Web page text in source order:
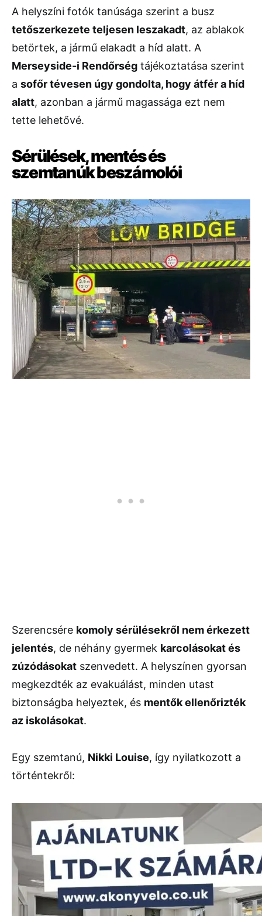
A helyszíni fotók tanúsága szerint a busz
tetőszerkezete teljesen leszakadt, az ablakok
betörtek, a jármű elakadt a híd alatt. A
Merseyside-i Rendőrség tájékoztatása szerint
a sofőr tévesen úgy gondolta, hogy átfér a híd
alatt, azonban a jármű magassága ezt nem
tette lehetővé.
Sérülések, mentés és
szemtanúk beszámolói
Szerencsére komoly sérülésekről nem érkezett
jelentés, de néhány gyermek karcolásokat és
zúzódásokat szenvedett. A helyszínen gyorsan
megkezdték az evakuálást, minden utast
biztonságba helyeztek, és mentők ellenőrizték
az iskolásokat.
Egy szemtanú, Nikki Louise, így nyilatkozott a
történtekről: